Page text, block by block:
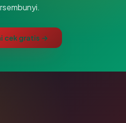
cek gratis →